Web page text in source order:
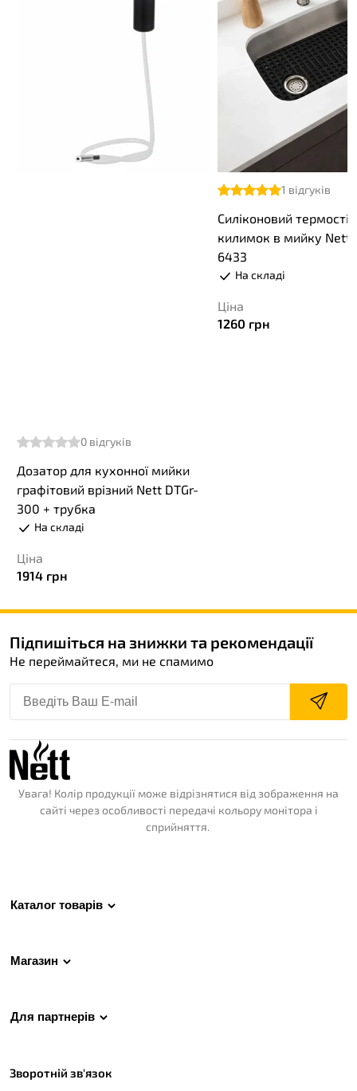
0 відгуків
Дозатор для кухонної мийки
графітовий врізний Nett DTGr-
300 + трубка
На складі
Ціна
1914 грн
1 відгуків
Силіконовий
килимок в мийку Nett
6433
На складі
Ціна
1260 грн
Підпишіться на знижки та рекомендації
Не переймайтеся, ми не спамимо
Увага! Колір продукції може відрізнятися від зображення на
сайті через особливості передачі кольору монітора і
сприйняття.
Каталог товарів
Магазин
Для партнерів
Зворотній зв'язок